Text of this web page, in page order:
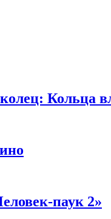
Кольца
паук 2»